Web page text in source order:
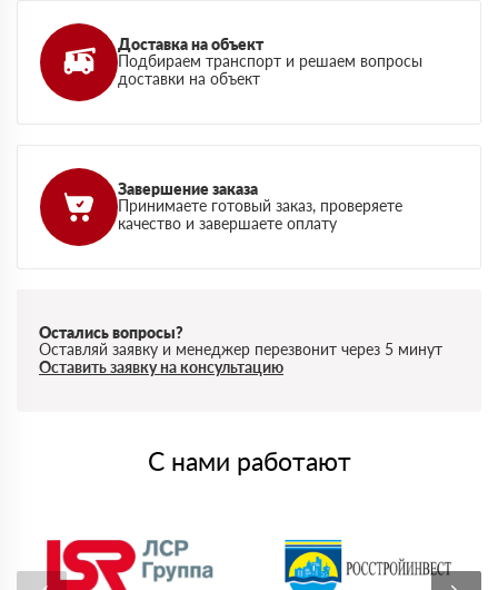
Доставка на объект
Подбираем транспорт и решаем вопросы
доставки на объект
Завершение заказа
Принимаете готовый заказ, проверяете
качество и завершаете оплату
Остались вопросы?
Оставляй заявку и менеджер перезвонит через 5 минут
Оставить заявку на консультацию
С нами работают